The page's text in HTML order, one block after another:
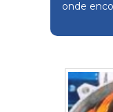
onde